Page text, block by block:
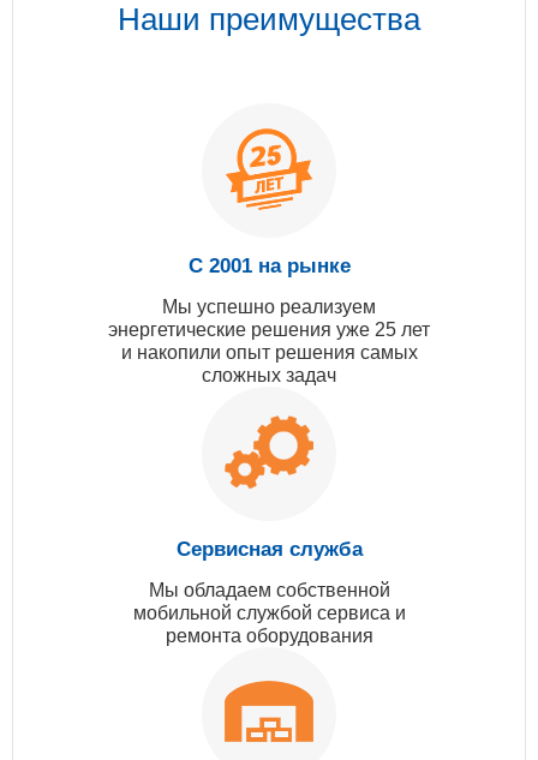
Наши преимущества
С 2001 на рынке
Мы успешно реализуем
энергетические решения уже 25 лет
и накопили опыт решения самых
сложных задач
Сервисная служба
Мы обладаем собственной
мобильной службой сервиса и
ремонта оборудования